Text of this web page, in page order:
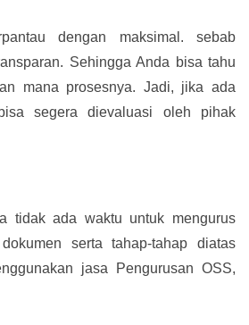
dengan maksimal. sebab
Sehingga Anda bisa tahu
mana prosesnya. Jadi, jika ada
segera dievaluasi oleh pihak
tidak ada waktu untuk mengurus
serta tahap-tahap diatas
jasa Pengurusan OSS,